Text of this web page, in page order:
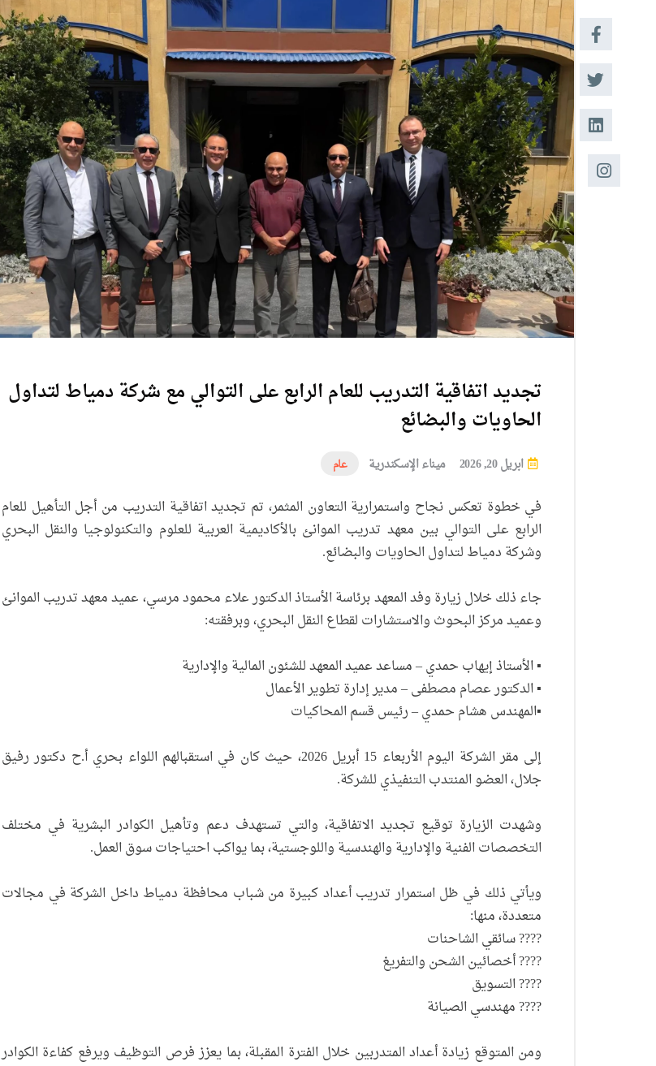
الدراسات الأكاديمية
طلبة الأكاديمية
البحث العلمي
التدريب والخدمة
المجتمعية
الإستشارات
تجديد اتفاقية التدريب للعام الرابع على التوالي مع شركة دمياط لتداول
الحاويات والبضائع
ابريل 20, 2026 ميناء الإسكندرية عام
في خطوة تعكس نجاح واستمرارية التعاون المثمر، تم تجديد اتفاقية التدريب من أجل التأهيل للعام
الرابع على التوالي بين معهد تدريب الموانئ بالأكاديمية العربية للعلوم والتكنولوجيا والنقل البحري
وشركة دمياط لتداول الحاويات والبضائع.
جاء ذلك خلال زيارة وفد المعهد برئاسة الأستاذ الدكتور علاء محمود مرسي، عميد معهد تدريب الموانئ
وعميد مركز البحوث والاستشارات لقطاع النقل البحري، وبرفقته:
▪ الأستاذ إيهاب حمدي – مساعد عميد المعهد للشئون المالية والإدارية
▪ الدكتور عصام مصطفى – مدير إدارة تطوير الأعمال
▪المهندس هشام حمدي – رئيس قسم المحاكيات
إلى مقر الشركة اليوم الأربعاء 15 أبريل 2026، حيث كان في استقبالهم اللواء بحري أ.ح دكتور رفيق
جلال، العضو المنتدب التنفيذي للشركة.
وشهدت الزيارة توقيع تجديد الاتفاقية، والتي تستهدف دعم وتأهيل الكوادر البشرية في مختلف
التخصصات الفنية والإدارية والهندسية واللوجستية، بما يواكب احتياجات سوق العمل.
ويأتي ذلك في ظل استمرار تدريب أعداد كبيرة من شباب محافظة دمياط داخل الشركة في مجالات
متعددة، منها:
???? سائقي الشاحنات
???? أخصائين الشحن والتفريغ
???? التسويق
???? مهندسي الصيانة
ومن المتوقع زيادة أعداد المتدربين خلال الفترة المقبلة، بما يعزز فرص التوظيف ويرفع كفاءة الكوادر